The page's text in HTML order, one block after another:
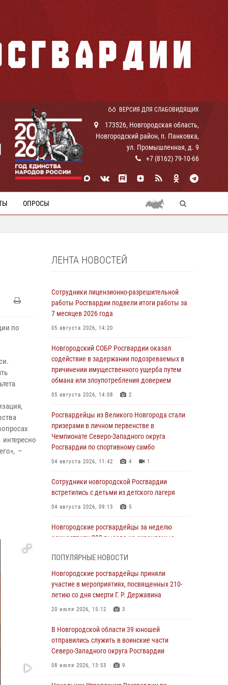
ВЕРСИЯ ДЛЯ СЛАБОВИДЯЩИХ
173526, Новгородская область,
Новгородский район, п. Панковка,
ул. Промышленная, д. 9
+7 (8162) 79-10-66
ОПРОСЫ
по
–
ЛЕНТА НОВОСТЕЙ
Сотрудники лицензионно-разрешительной
работы Росгвардии подвели итоги работы за
7 месяцев 2026 года
05 августа 2026, 14:20
Новгородский СОБР Росгвардии оказал
содействие в задержании подозреваемых в
причинении имущественного ущерба путем
обмана или злоупотребления доверием
05 августа 2026, 14:08 2
Росгвардейцы из Великого Новгорода стали
призерами в личном первенстве в
Чемпионате Северо-Западного округа
Росгвардии по спортивному самбо
04 августа 2026, 11:42 4 1
Сотрудники новгородской Росгвардии
встретились с детьми из детского лагеря
04 августа 2026, 09:13 5
Новгородские росгвардейцы за неделю
осуществили 203 выезда на охраняемые
Радиоэфир программы "Новости дня" на
радио "Радио53" от 30 июля 2026 года.
Новгородские призывники приняли присягу в
Росгвардии.
30 июля 2026, 16:00 1
В Великом Новгороде сотрудники центра
Росгвардии провели телефонную «горячую
ПОПУЛЯРНЫЕ НОВОСТИ
Новгородские росгвардейцы приняли
участие в мероприятиях, посвященных 210-
летию со дня смерти Г. Р. Державина
20 июля 2026, 15:12 3
В Новгородской области 39 юношей
отправились служить в воинские части
Северо-Западного округа Росгвардии
08 июля 2026, 13:53 9